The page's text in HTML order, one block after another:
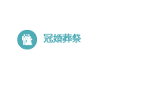
冠婚葬祭